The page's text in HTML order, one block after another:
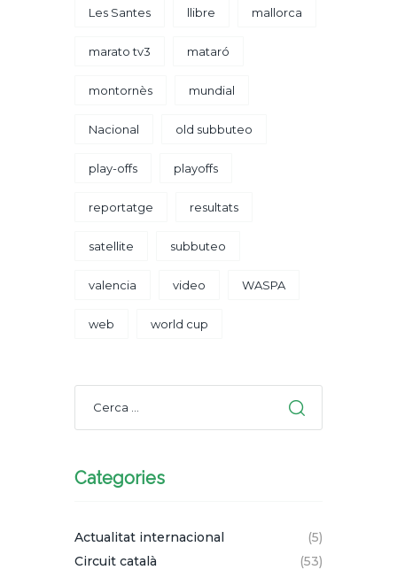
Les Santes llibre mallorca
marato tv3 mataró
montornès mundial
Nacional old subbuteo
play-offs playoffs
reportatge resultats
satellite subbuteo
valencia video WASPA
web world cup
Categories
Actualitat internacional
(5)
Circuit català
(53)